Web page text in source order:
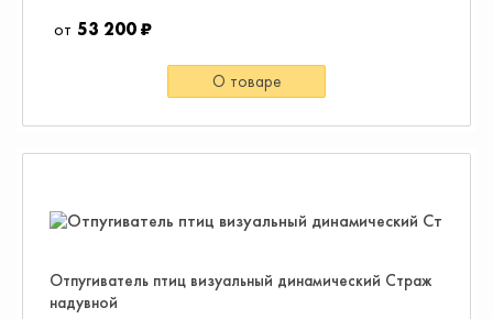
53 200 ₽
О товаре
Отпугиватель птиц визуальный динамический Страж
надувной